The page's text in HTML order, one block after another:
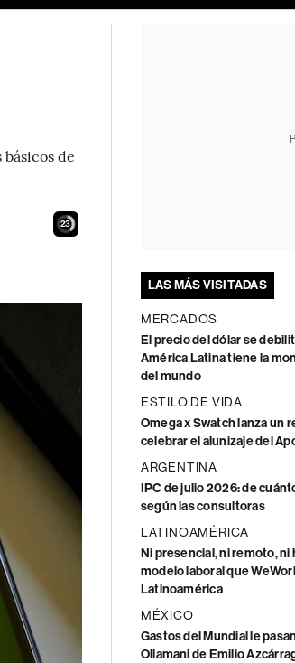
de
22
LAS MÁS VISITADAS
MERCADOS
El precio del dólar se
América Latina tiene la
del mundo
ESTILO DE VIDA
Omega x Swatch lanza un
celebrar el alunizaje del
ARGENTINA
IPC de julio 2026: de
según las consultoras
LATINOAMÉRICA
Ni presencial, ni remoto, ni
modelo laboral que
Latinoamérica
MÉXICO
Gastos del Mundial le
Ollamani de Emilio